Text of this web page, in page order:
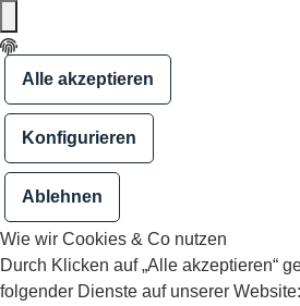
Alle akzeptieren
Konfigurieren
Ablehnen
Wie wir Cookies & Co nutzen
Durch Klicken auf „Alle akzeptieren“
folgender Dienste auf unserer